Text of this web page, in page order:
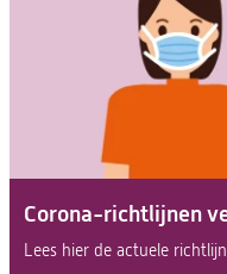
Corona-richtlijnen
Lees hier de actuele